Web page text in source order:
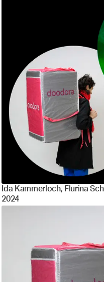
Ida Kammerloch, Flurina
2024